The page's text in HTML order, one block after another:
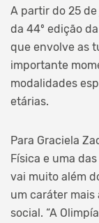
A partir do 25
da 44º edição
que envolve as
importante
modalidades
etárias.
Para Graciela
Física e uma
vai muito além
um caráter
social. “A